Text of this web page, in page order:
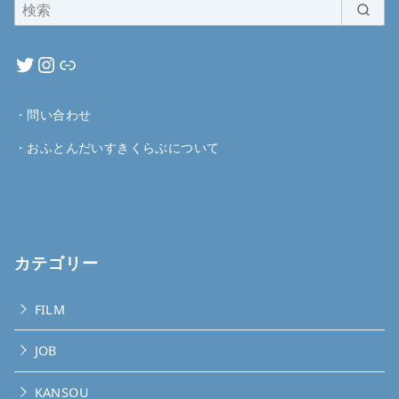
・ 問い合わせ
・ おふとんだいすきくらぶについて
カテゴリー
FILM
JOB
KANSOU